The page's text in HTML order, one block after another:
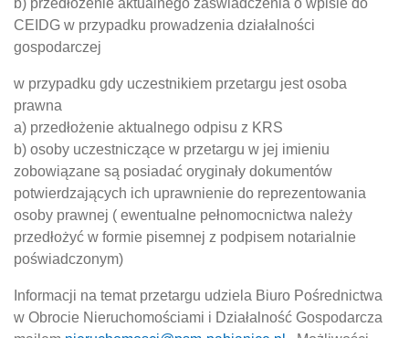
b) przedłożenie aktualnego zaświadczenia o wpisie do
CEIDG w przypadku prowadzenia działalności
gospodarczej
w przypadku gdy uczestnikiem przetargu jest osoba
prawna
a) przedłożenie aktualnego odpisu z KRS
b) osoby uczestniczące w przetargu w jej imieniu
zobowiązane są posiadać oryginały dokumentów
potwierdzających ich uprawnienie do reprezentowania
osoby prawnej ( ewentualne pełnomocnictwa należy
przedłożyć w formie pisemnej z podpisem notarialnie
poświadczonym)
Informacji na temat przetargu udziela Biuro Pośrednictwa
w Obrocie Nieruchomościami i Działalność Gospodarcza